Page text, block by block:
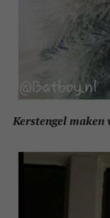
Kerstengel maken